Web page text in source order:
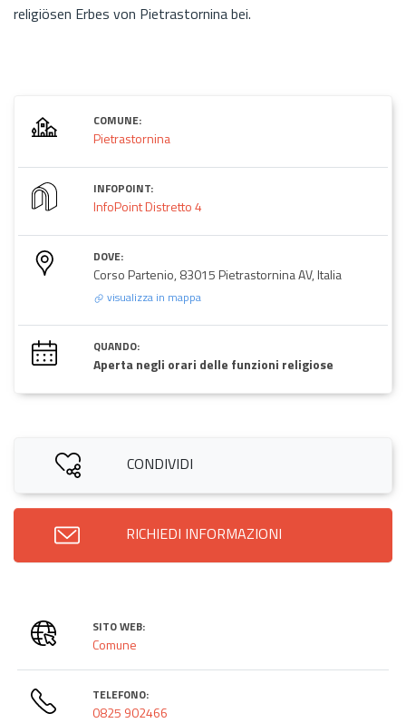
religiösen Erbes von Pietrastornina bei.
COMUNE:
Pietrastornina
INFOPOINT:
InfoPoint Distretto 4
DOVE:
Corso Partenio, 83015 Pietrastornina AV, Italia
visualizza in mappa
QUANDO:
Aperta negli orari delle funzioni religiose
CONDIVIDI
RICHIEDI INFORMAZIONI
SITO WEB:
Comune
TELEFONO:
0825 902466